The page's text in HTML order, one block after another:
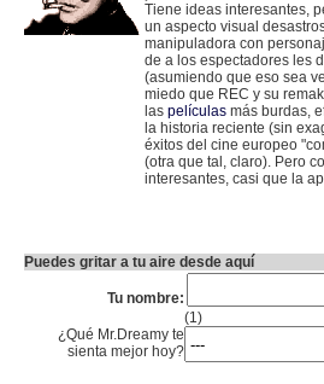
Tiene ideas interesantes,
un aspecto visual
manipuladora con
de a los espectadores les
(asumiendo que eso sea
miedo que REC y su
las películas más burdas,
la historia reciente (sin
éxitos del cine europeo
(otra que tal, claro). Pero
interesantes, casi que la
Puedes gritar a tu aire desde aquí
Tu nombre:
(1)
¿Qué Mr.Dreamy te
sienta mejor hoy?